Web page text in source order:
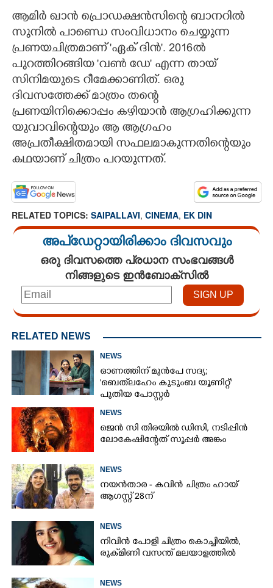
ആമിർ ഖാൻ പ്രൊഡക്ഷൻസിന്റെ ബാനറിൽ
സുനിൽ പാണ്ഡെ സംവിധാനം ചെയ്യുന്ന
പ്രണയചിത്രമാണ് 'ഏക് ദിൻ'. 2016ൽ
പുറത്തിറങ്ങിയ 'വൺ ഡേ' എന്ന തായ്
സിനിമയുടെ റീമേക്കാണിത്. ഒരു
ദിവസത്തേക്ക് മാത്രം തന്റെ
പ്രണയിനിക്കൊപ്പം കഴിയാൻ ആഗ്രഹിക്കുന്ന
യുവാവിന്റെയും ആ ആഗ്രഹം
അപ്രതീക്ഷിതമായി സഫലമാകുന്നതിന്റെയും
കഥയാണ് ചിത്രം പറയുന്നത്.
RELATED TOPICS: SAIPALLAVI, CINEMA, EK DIN
അപ്ഡേറ്റായിരിക്കാം ദിവസവും
ഒരു ദിവസത്തെ പ്രധാന സംഭവങ്ങൾ
നിങ്ങളുടെ ഇൻബോക്സിൽ
RELATED NEWS
NEWS
ഓണത്തിന് മുൻപേ സദ്യ;
'ബെത്‌ലഹേം കുടുംബ യൂണിറ്റ്'
പുതിയ പോസ്റ്റർ
NEWS
ജെൻ സി തിരയിൽ ഡിസി, നടിപ്പിൻ
ലോകേഷിന്റേത് സൂപ്പർ അങ്കം
NEWS
നയൻതാര - കവിൻ ചിത്രം ഹായ്
ആഗസ്റ്റ് 28ന്
NEWS
നിവിൻ പോളി ചിത്രം കൊച്ചിയിൽ,
രുക്‌മിണി വസന്ത് മലയാളത്തിൽ
NEWS